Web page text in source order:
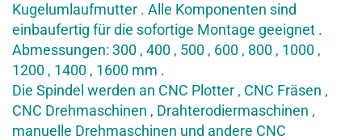
Kugelumlaufmutter . Alle Komponenten sind
einbaufertig für die sofortige Montage geeignet .
Abmessungen: 300 , 400 , 500 , 600 , 800 , 1000 ,
1200 , 1400 , 1600 mm .
Die Spindel werden an CNC Plotter , CNC Fräsen ,
CNC Drehmaschinen , Drahterodiermaschinen ,
manuelle Drehmaschinen und andere CNC